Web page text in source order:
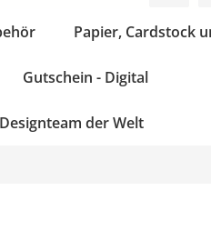
Papier, Cardstock
Gutschein - Digital
der Welt